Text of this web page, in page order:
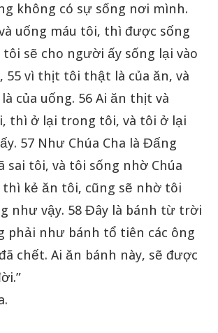
không có sự sống nơi mình.
uống máu tôi, thì được sống
tôi sẽ cho người ấy sống lại vào
55 vì thịt tôi thật là của ăn, và
của uống. 56 Ai ăn thịt và
thì ở lại trong tôi, và tôi ở lại
57 Như Chúa Cha là Đấng
sai tôi, và tôi sống nhờ Chúa
thì kẻ ăn tôi, cũng sẽ nhờ tôi
như vậy. 58 Đây là bánh từ trời
phải như bánh tổ tiên các ông
chết. Ai ăn bánh này, sẽ được